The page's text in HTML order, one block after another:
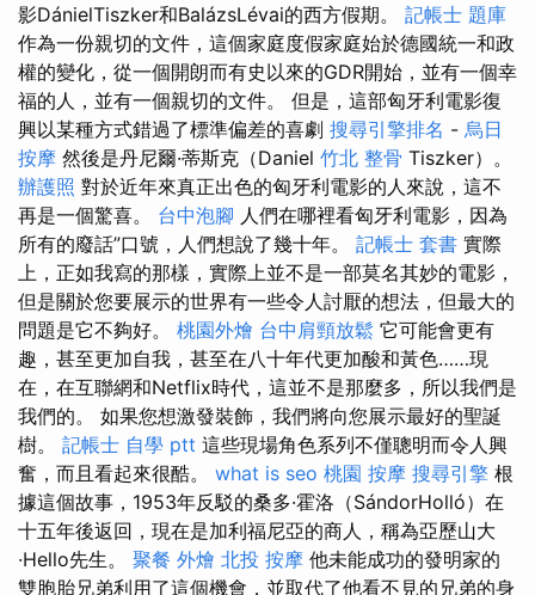
影DánielTiszker和BalázsLévai的西方假期。 記帳士 題庫
作為一份親切的文件，這個家庭度假家庭始於德國統一和政
權的變化，從一個開朗而有史以來的GDR開始，並有一個幸
福的人，並有一個親切的文件。 但是，這部匈牙利電影復
興以某種方式錯過了標準偏差的喜劇 搜尋引擎排名 - 烏日
按摩 然後是丹尼爾·蒂斯克（Daniel 竹北 整骨 Tiszker）。
辦護照 對於近年來真正出色的匈牙利電影的人來說，這不
再是一個驚喜。 台中泡腳 人們在哪裡看匈牙利電影，因為
所有的廢話”口號，人們想說了幾十年。 記帳士 套書 實際
上，正如我寫的那樣，實際上並不是一部莫名其妙的電影，
但是關於您要展示的世界有一些令人討厭的想法，但最大的
問題是它不夠好。 桃園外燴 台中肩頸放鬆 它可能會更有
趣，甚至更加自我，甚至在八十年代更加酸和黃色……現
在，在互聯網和Netflix時代，這並不是那麼多，所以我們是
我們的。 如果您想激發裝飾，我們將向您展示最好的聖誕
樹。 記帳士 自學 ptt 這些現場角色系列不僅聰明而令人興
奮，而且看起來很酷。 what is seo 桃園 按摩 搜尋引擎 根
據這個故事，1953年反駁的桑多·霍洛（SándorHolló）在
十五年後返回，現在是加利福尼亞的商人，稱為亞歷山大
·Hello先生。 聚餐 外燴 北投 按摩 他未能成功的發明家的
雙胞胎兄弟利用了這個機會，並取代了他看不見的兄弟的身